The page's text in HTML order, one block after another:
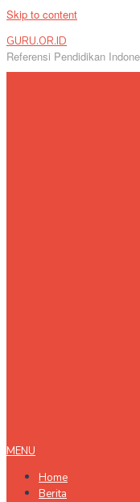
Skip to content
GURU.OR.ID
Referensi Pendidikan
MENU
Home
Berita